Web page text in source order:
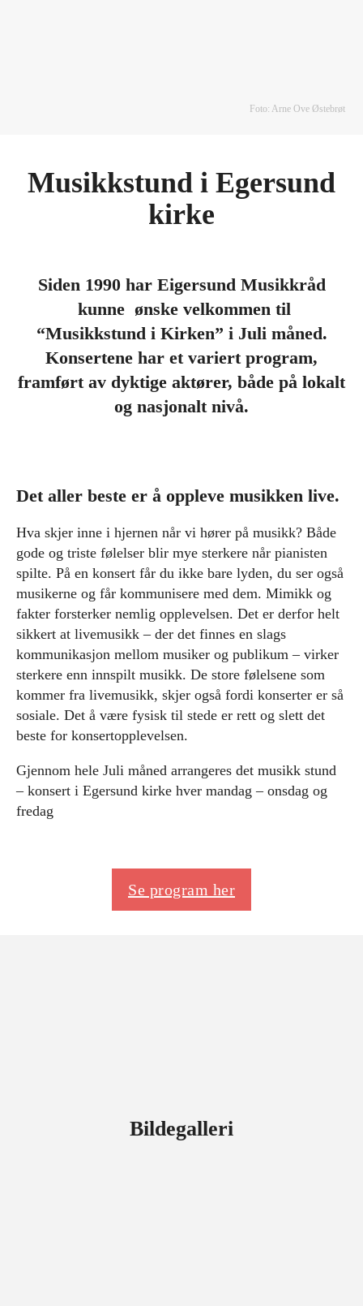
Foto: Arne Ove Østebrøt
Musikkstund i Egersund
kirke
Siden 1990 har Eigersund Musikkråd
kunne ønske velkommen til
“Musikkstund i Kirken” i Juli måned.
Konsertene har et variert program,
framført av dyktige aktører, både på lokalt
og nasjonalt nivå.
Det aller beste er å oppleve musikken live.
Hva skjer inne i hjernen når vi hører på musikk? Både
gode og triste følelser blir mye sterkere når pianisten
spilte. På en konsert får du ikke bare lyden, du ser også
musikerne og får kommunisere med dem. Mimikk og
fakter forsterker nemlig opplevelsen. Det er derfor helt
sikkert at livemusikk – der det finnes en slags
kommunikasjon mellom musiker og publikum – virker
sterkere enn innspilt musikk. De store følelsene som
kommer fra livemusikk, skjer også fordi konserter er så
sosiale. Det å være fysisk til stede er rett og slett det
beste for konsertopplevelsen.
Gjennom hele Juli måned arrangeres det musikk stund
– konsert i Egersund kirke hver mandag – onsdag og
fredag
Se program her
Bildegalleri